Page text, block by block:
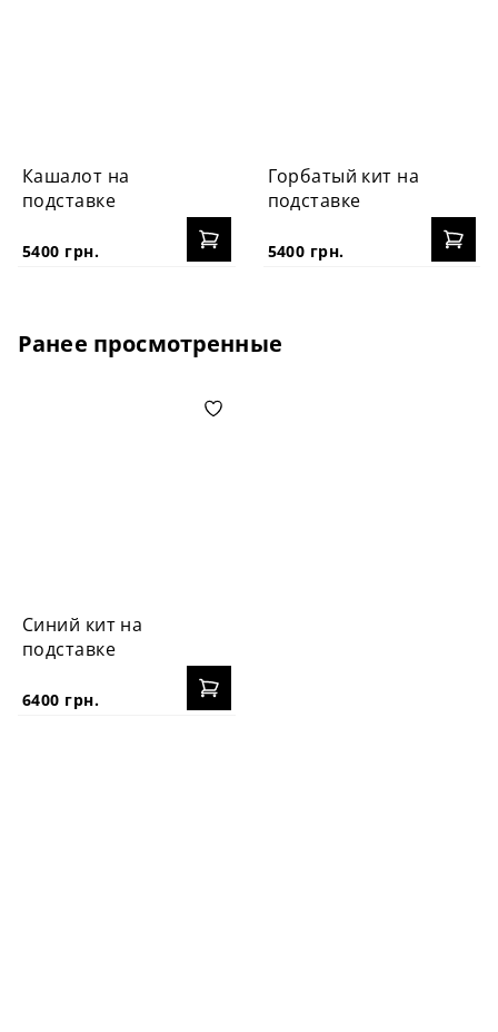
Кашалот на
подставке
5400 грн.
Горбатый кит на
подставке
5400 грн.
Ранее просмотренные
Синий кит на
подставке
6400 грн.